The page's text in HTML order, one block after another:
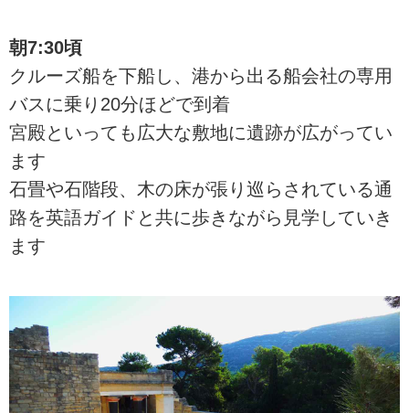
朝7:30頃
クルーズ船を下船し、港から出る船会社の専用
バスに乗り20分ほどで到着
宮殿といっても広大な敷地に遺跡が広がってい
ます
石畳や石階段、木の床が張り巡らされている通
路を英語ガイドと共に歩きながら見学していき
ます